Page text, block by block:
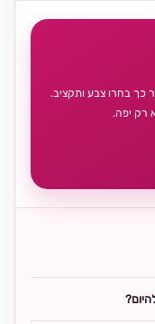
כך בחרו צבע ותקציב.
רק יפה.